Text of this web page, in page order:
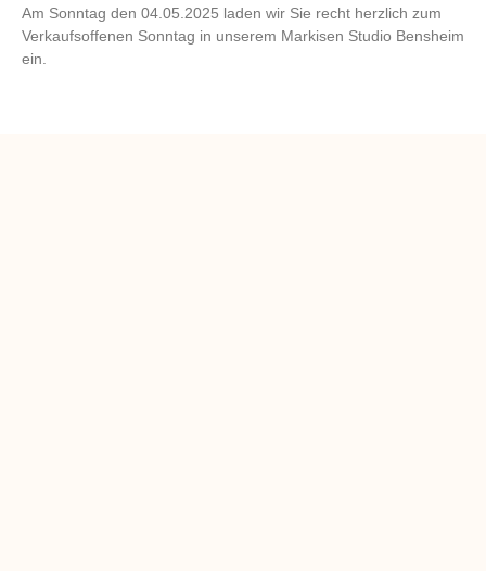
Am Sonntag den 04.05.2025 laden wir Sie recht herzlich zum
Verkaufsoffenen Sonntag in unserem Markisen Studio Bensheim
ein.